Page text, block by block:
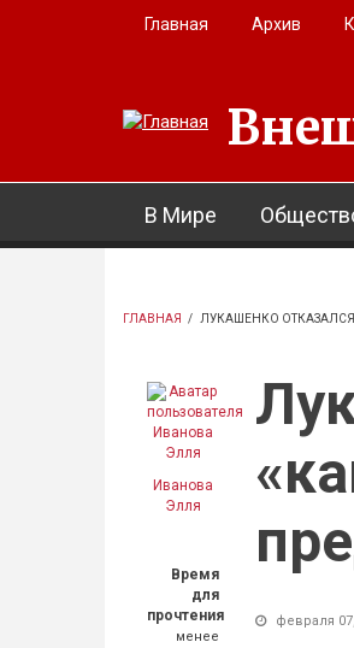
Перейти к основному содержанию
Главная Архив
В Мире
ГЛАВНАЯ / ЛУКАШЕНКО
Иванова
Элля
Время
для
прочтения
менее
февраля